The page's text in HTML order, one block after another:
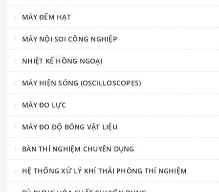
MÁY ĐẾM HẠT
MÁY NỘI SOI CÔNG NGHIỆP
NHIỆT KẾ HỒNG NGOẠI
MÁY HIỆN SÓNG (OSCILLOSCOPES)
MÁY ĐO LỰC
MÁY ĐO ĐỘ BÓNG VẬT LIỆU
BÀN THÍ NGHIỆM CHUYÊN DỤNG
HỆ THỐNG XỬ LÝ KHÍ THẢI PHÒNG THÍ NGHIỆM